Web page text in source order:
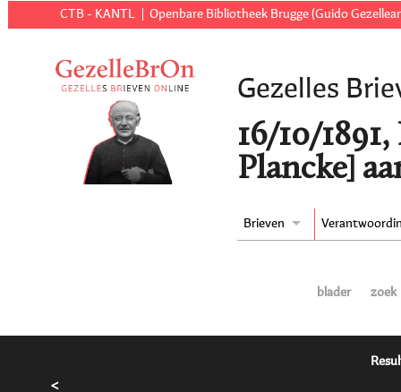
CTB - KANTL Openbare Bibliotheek Brugge (Guido
Gezelles
16/10/
Plancke]
Brieven
blader zoek
<